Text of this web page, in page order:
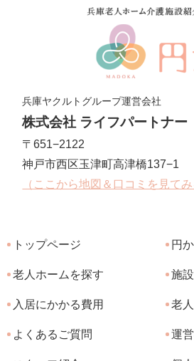
兵庫ヤクルトグループ運営会社
株式会社 ライフパートナー
〒651−2122
神戸市西区玉津町高津橋137−1
（ここから地図＆口コミを見てみ
トップページ 円
老人ホームを探す 施
入居にかかる費用 老
よくあるご質問 運